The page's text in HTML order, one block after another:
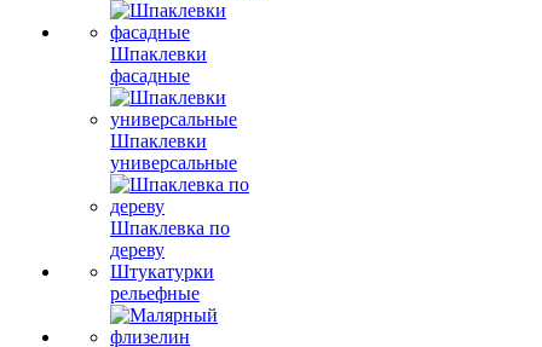
Шпаклевки
фасадные
Шпаклевки
универсальные
Шпаклевка по
дереву
Штукатурки
рельефные